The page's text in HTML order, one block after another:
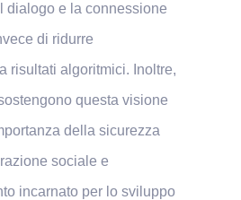
dialogo e la connessione
di ridurre
risultati algoritmici. Inoltre,
questa visione
della sicurezza
sociale e
incarnato per lo sviluppo